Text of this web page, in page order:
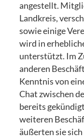
angestellt.
Landkreis,
sowie einige
wird in
unterstützt. Im
anderen
Kenntnis von
Chat zwischen
bereits
weiteren
äußerten sie